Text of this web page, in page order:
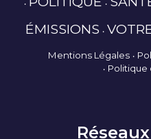
ÉMISSIONS
Mentions Légales
Politique